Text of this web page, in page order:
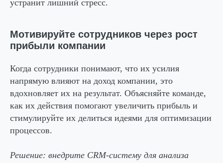
устранит лишний стресс.
Мотивируйте сотрудников через рост
прибыли компании
Когда сотрудники понимают, что их усилия
напрямую влияют на доход компании, это
вдохновляет их на результат. Объясняйте команде,
как их действия помогают увеличить прибыль и
стимулируйте их делиться идеями для оптимизации
процессов.
Решение: внедрите CRM-систему для анализа